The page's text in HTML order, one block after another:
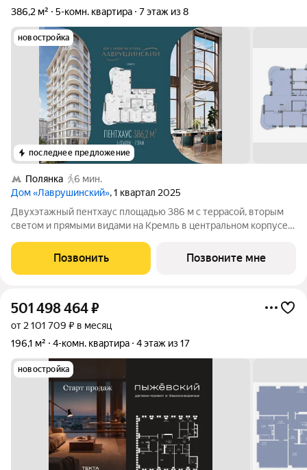
386,2 м²
5-комн. квартира 7 этаж из 8
новостройка
последнее предложение
Полянка
6 мин.
Дом «Лаврушинский», 1 квартал 2025
Двухэтажный пентхаус площадью 386 м с террасой, вторым
светом и прямыми видами на Кремль в центральном корпусе
самый дорогой формат жизни для тех, кто ценит высоту и
простор для взгляда.
Позвонить Позвоните мне
501 498 464₽
от 2 101 709 ₽ в месяц
196,1 м²
4-комн. квартира 4 этаж из 17
новостройка